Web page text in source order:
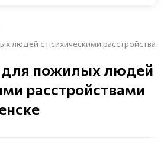
людей с психическими
пожилых людей
расстройствами